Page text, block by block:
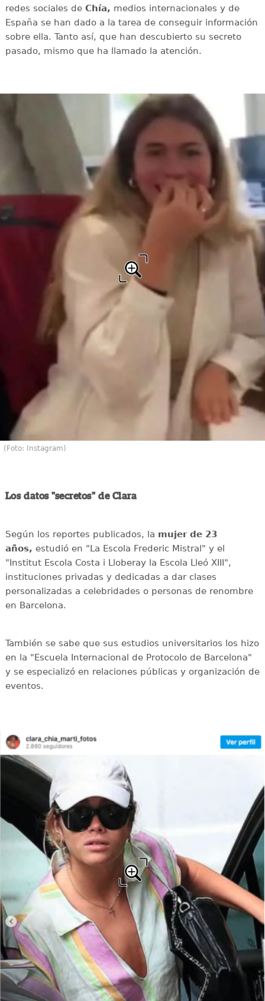
redes sociales de Chía, medios internacionales y de
España se han dado a la tarea de conseguir información
sobre ella. Tanto así, que han descubierto su secreto
pasado, mismo que ha llamado la atención.
(Foto: Instagram)
Los datos "secretos" de Clara
Según los reportes publicados, la mujer de 23
años, estudió en "La Escola Frederic Mistral" y el
"Institut Escola Costa i Lloberay la Escola Lleó XIII",
instituciones privadas y dedicadas a dar clases
personalizadas a celebridades o personas de renombre
en Barcelona.
También se sabe que sus estudios universitarios los hizo
en la "Escuela Internacional de Protocolo de Barcelona"
y se especializó en relaciones públicas y organización de
eventos.